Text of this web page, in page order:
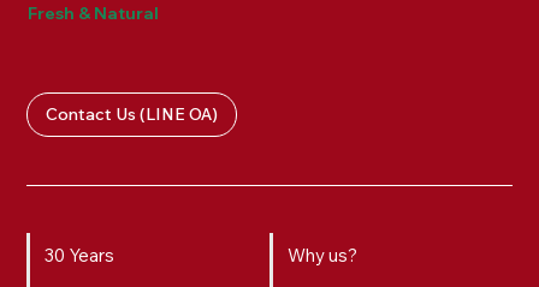
Fresh & Natural
Contact Us (LINE OA)
30 Years
Why us?